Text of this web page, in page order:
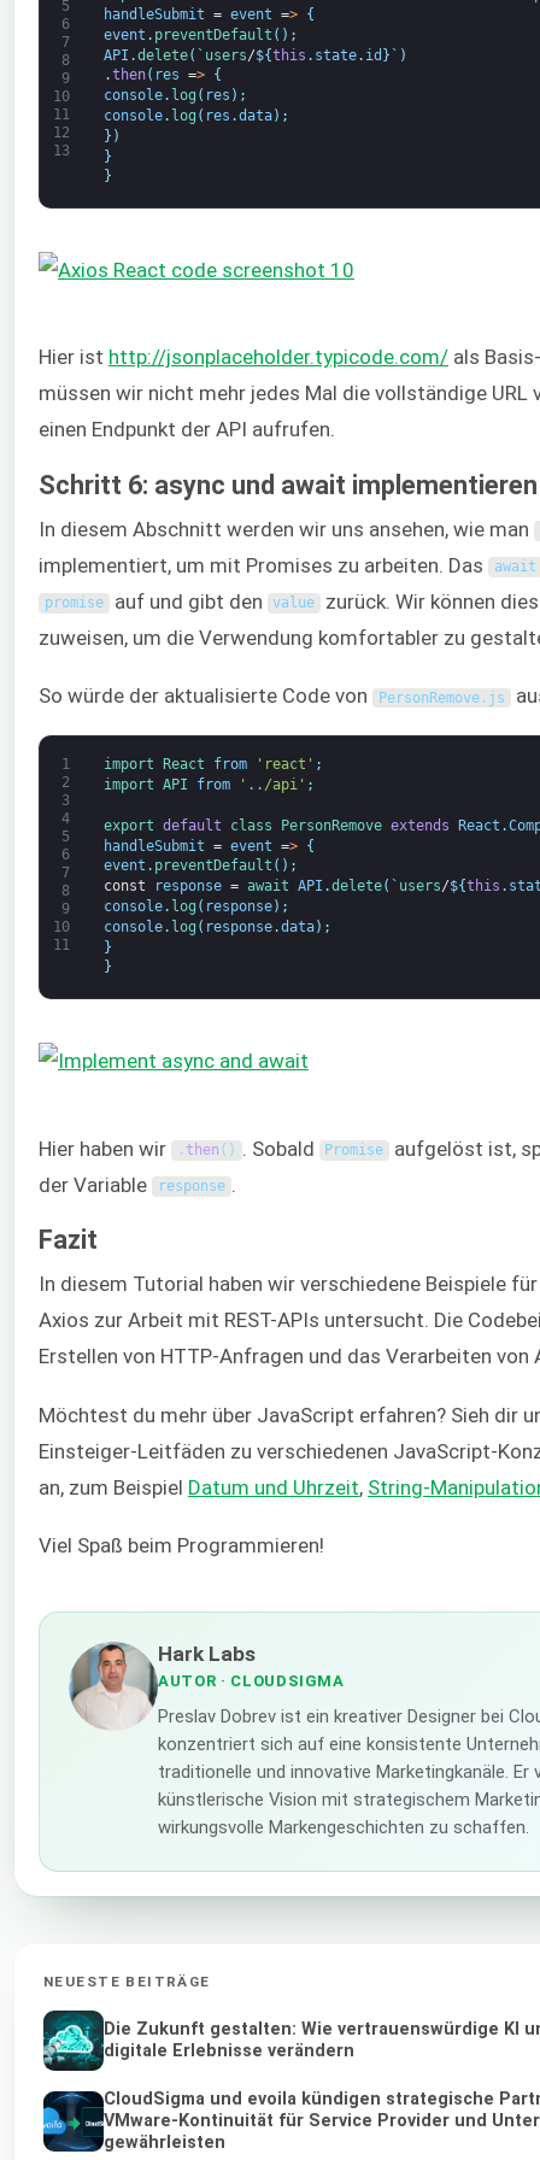
5
6
7
8
9
10
11
12
13
handleSubmit = event =>
{
event . preventDefault ( ) ;
API .delete( ` users/${this . state. id } ` )
.then( res =>
{
console. log ( res ) ;
console. log ( res .data) ;
} )
}
}
Hier ist http://jsonplaceholder.typicode.com/ als
müssen wir nicht mehr jedes Mal die vollständige URL
einen Endpunkt der API aufrufen.
Schritt 6: async und await implementieren
In diesem Abschnitt werden wir uns ansehen, wie man
implementiert, um mit Promises zu arbeiten. Das await
promise auf und gibt den value
zurück. Wir können
zuweisen, um die Verwendung komfortabler zu
So würde der aktualisierte Code von PersonRemove. js
1
2
3
4
5
6
7
8
9
10
11
import React from 'react' ;
import API from '../api' ;
export default class PersonRemove extends React .
handleSubmit = event =>
{
event . preventDefault ( ) ;
const
response = await API .delete( ` users/${this .
console. log ( response) ;
console. log ( response.data) ;
}
}
Hier haben wir . then ( ) . Sobald Promise
aufgelöst ist,
der Variable
response .
Fazit
In diesem Tutorial haben wir verschiedene Beispiele
Axios zur Arbeit mit REST-APIs untersucht. Die
Erstellen von HTTP-Anfragen und das Verarbeiten von
Möchtest du mehr über JavaScript erfahren? Sieh dir
Einsteiger-Leitfäden zu verschiedenen JavaScript-
an, zum Beispiel Datum und Uhrzeit, String-
Viel Spaß beim Programmieren!
Hark Labs
AUTOR · CLOUDSIGMA
Preslav Dobrev ist ein kreativer Designer bei
konzentriert sich auf eine konsistente
traditionelle und innovative Marketingkanäle.
künstlerische Vision mit strategischem
wirkungsvolle Markengeschichten zu schaffen.
NEUESTE BEITRÄGE
Die Zukunft gestalten: Wie vertrauenswürdige KI
digitale Erlebnisse verändern
CloudSigma und evoila kündigen strategische
VMware-Kontinuität für Service Provider und
gewährleisten